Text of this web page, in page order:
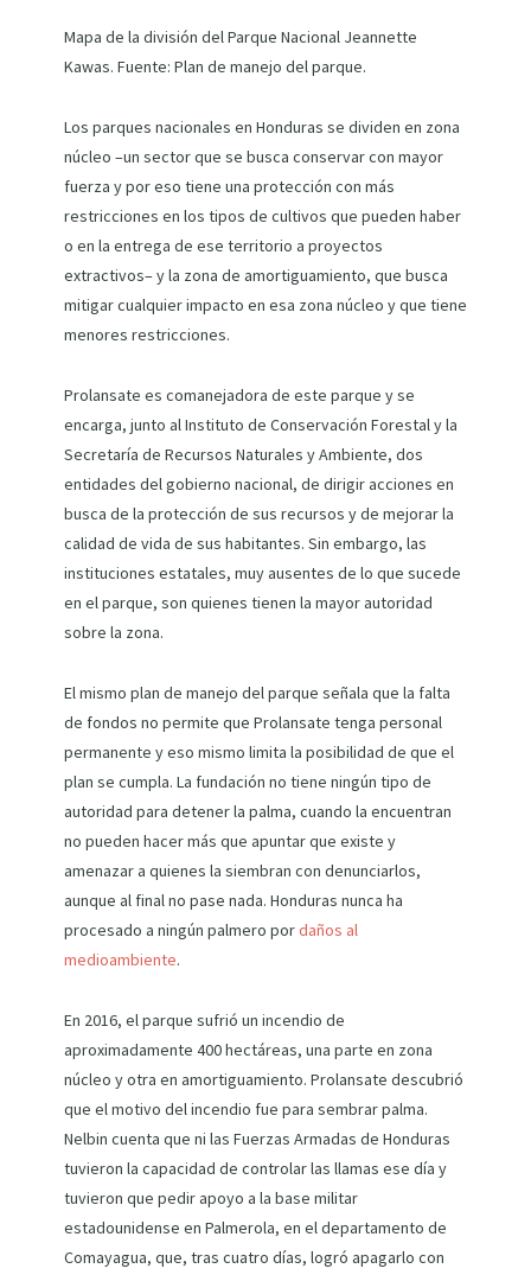
Mapa de la división del Parque Nacional Jeannette
Kawas. Fuente: Plan de manejo del parque.
Los parques nacionales en Honduras se dividen en zona
núcleo –un sector que se busca conservar con mayor
fuerza y por eso tiene una protección con más
restricciones en los tipos de cultivos que pueden haber
o en la entrega de ese territorio a proyectos
extractivos– y la zona de amortiguamiento, que busca
mitigar cualquier impacto en esa zona núcleo y que tiene
menores restricciones.
Prolansate es comanejadora de este parque y se
encarga, junto al Instituto de Conservación Forestal y la
Secretaría de Recursos Naturales y Ambiente, dos
entidades del gobierno nacional, de dirigir acciones en
busca de la protección de sus recursos y de mejorar la
calidad de vida de sus habitantes. Sin embargo, las
instituciones estatales, muy ausentes de lo que sucede
en el parque, son quienes tienen la mayor autoridad
sobre la zona.
El mismo plan de manejo del parque señala que la falta
de fondos no permite que Prolansate tenga personal
permanente y eso mismo limita la posibilidad de que el
plan se cumpla. La fundación no tiene ningún tipo de
autoridad para detener la palma, cuando la encuentran
no pueden hacer más que apuntar que existe y
amenazar a quienes la siembran con denunciarlos,
aunque al final no pase nada. Honduras nunca ha
procesado a ningún palmero pordaños al
medioambiente.
En 2016, el parque sufrió un incendio de
aproximadamente 400 hectáreas, una parte en zona
núcleo y otra en amortiguamiento. Prolansate descubrió
que el motivo del incendio fue para sembrar palma.
Nelbin cuenta que ni las Fuerzas Armadas de Honduras
tuvieron la capacidad de controlar las llamas ese día y
tuvieron que pedir apoyo a la base militar
estadounidense en Palmerola, en el departamento de
Comayagua, que, tras cuatro días, logró apagarlo con